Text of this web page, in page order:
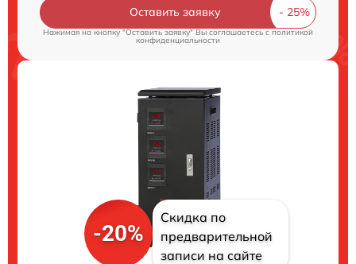
Оставить заявку
Нажимая на кнопку "Оставить заявку" Вы соглашаетесь cполитикой
конфиденциальности
-20%
Скидка по
предварительной
записи на сайте